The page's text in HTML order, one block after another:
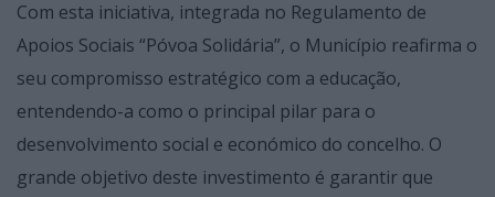
Com esta iniciativa, integrada no Regulamento de
Apoios Sociais “Póvoa Solidária”, o Município reafirma o
seu compromisso estratégico com a educação,
entendendo-a como o principal pilar para o
desenvolvimento social e económico do concelho. O
grande objetivo deste investimento é garantir que